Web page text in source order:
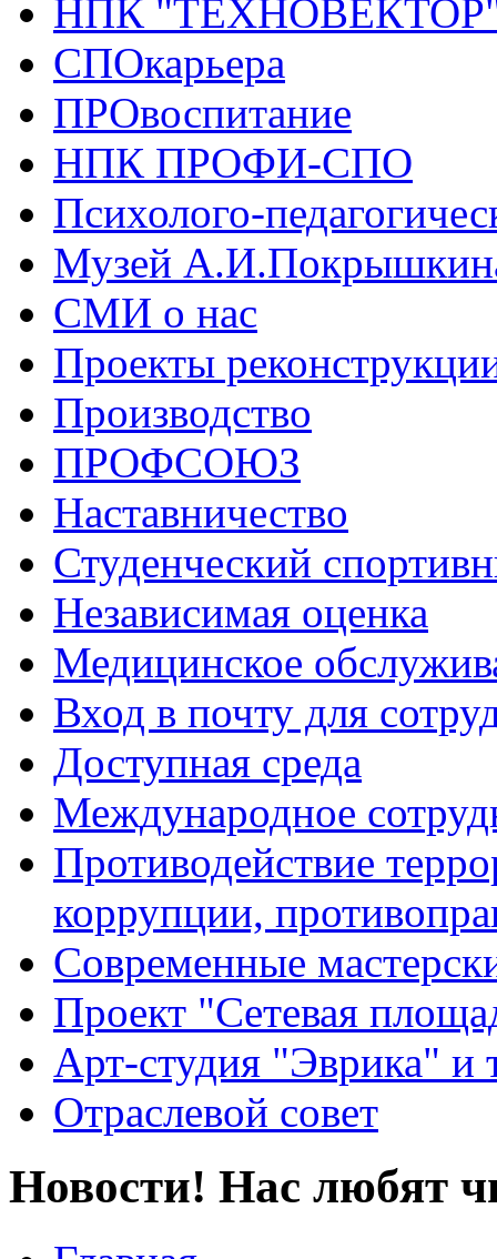
НПК
СПОкарьера
ПРОвоспитание
НПК ПРОФИ-СПО
Психолого-
Музей
СМИ о нас
Проекты
Производство
ПРОФСОЮЗ
Наставничество
Студенческий
Независимая оценка
Медицинское
Вход в почту для
Доступная среда
Международное
Противодействие
коррупции,
Современные
Проект "Сетевая
Арт-студия "Эврика" и
Отраслевой совет
Новости! Нас любят